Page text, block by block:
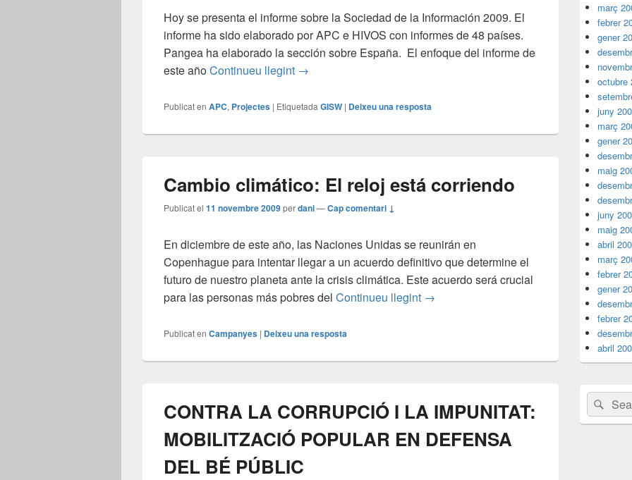
Hoy se presenta el informe sobre la Sociedad de la Información 2009. El
informe ha sido elaborado por APC e HIVOS con informes de 48 países.
Pangea ha elaborado la sección sobre España. El enfoque del informe de
este añoContinueu llegint Informe Sociedad de la Información 2009 – Global Information
→
Publicat en APC, Projectes | Etiquetada GISW | Deixeu una resposta
Cambio climático: El reloj está corriendo
Publicat el 11 novembre 2009perdani—Cap comentari ↓
En diciembre de este año, las Naciones Unidas se reunirán en
Copenhague para intentar llegar a un acuerdo definitivo que determine el
futuro de nuestro planeta ante la crisis climática. Este acuerdo será crucial
para las personas más pobres del Continueu llegint Cambio climático: El reloj está corriendo
→
Publicat en Campanyes | Deixeu una resposta
CONTRA LA CORRUPCIÓ I LA IMPUNITAT:
MOBILITZACIÓ POPULAR EN DEFENSA
DEL BÉ PÚBLIC
març
febrer
gener
octubre
juny
març
gener
maig
juny
maig
abril
març
febrer
gener
febrer
abril
Search
for: